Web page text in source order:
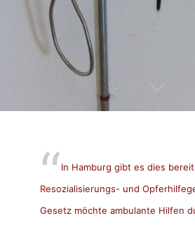
In Hamburg gibt es dies
Resozialisierungs- und
Gesetz möchte ambulante Hilfen